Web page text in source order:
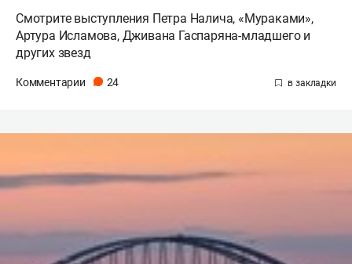
Смотрите выступления Петра Налича, «Мураками»,
Артура Исламова, Дживана Гаспаряна-младшего и
других звезд
Комментарии 24